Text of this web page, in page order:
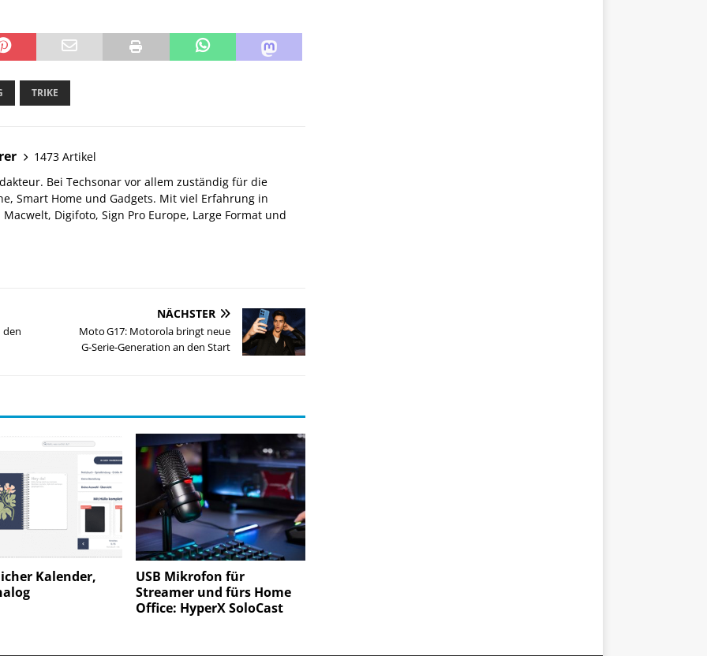
TRIKE
1473 Artikel
Bei Techsonar vor allem zuständig für die
Smart Home und Gadgets. Mit viel Erfahrung in
Macwelt, Digifoto, Sign Pro Europe, Large Format und
den
NÄCHSTER
Moto G17: Motorola bringt neue
G‑Serie‑Generation an den Start
Kalender,
USB Mikrofon für
Streamer und fürs Home
Office: HyperX SoloCast